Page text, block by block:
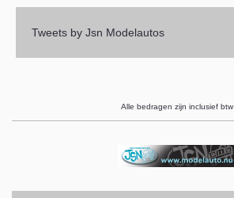
Tweets by Jsn Modelautos
Alle bedragen zijn inclusief btw